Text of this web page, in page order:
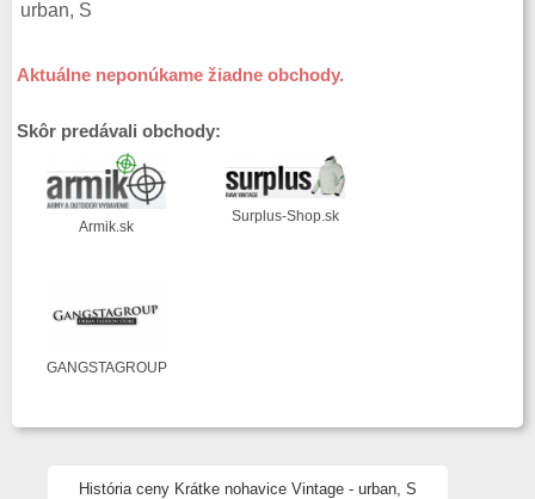
urban, S
Aktuálne neponúkame žiadne obchody.
Skôr predávali obchody:
Armik.sk
Surplus-Shop.sk
GANGSTAGROUP
História ceny Krátke nohavice Vintage - urban, S